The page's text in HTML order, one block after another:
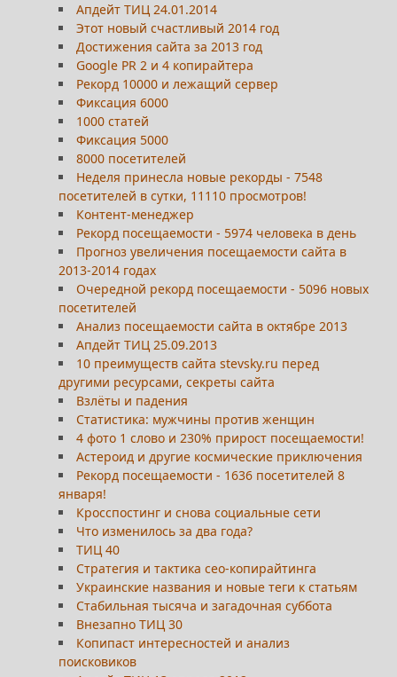
Апдейт ТИЦ 24.01.2014
Этот новый счастливый 2014 год
Достижения сайта за 2013 год
Google PR 2 и 4 копирайтера
Рекорд 10000 и лежащий сервер
Фиксация 6000
1000 статей
Фиксация 5000
8000 посетителей
Неделя принесла новые рекорды - 7548
посетителей в сутки, 11110 просмотров!
Контент-менеджер
Рекорд посещаемости - 5974 человека в день
Прогноз увеличения посещаемости сайта в
2013-2014 годах
Очередной рекорд посещаемости - 5096 новых
посетителей
Анализ посещаемости сайта в октябре 2013
Апдейт ТИЦ 25.09.2013
10 преимуществ сайта stevsky.ru перед
другими ресурсами, секреты сайта
Взлёты и падения
Статистика: мужчины против женщин
4 фото 1 слово и 230% прирост посещаемости!
Астероид и другие космические приключения
Рекорд посещаемости - 1636 посетителей 8
января!
Кросспостинг и снова социальные сети
Что изменилось за два года?
ТИЦ 40
Стратегия и тактика сео-копирайтинга
Украинские названия и новые теги к статьям
Стабильная тысяча и загадочная суббота
Внезапно ТИЦ 30
Копипаст интересностей и анализ
поисковиков